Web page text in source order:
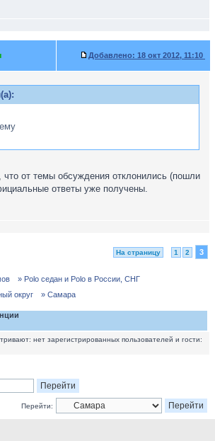
Добавлено: 18 окт 2012, 11:10
что от темы обсуждения отклонились (пошли
ответы уже получены.
На страницу 1 2 3
» Polo седан и Polo в России, СНГ
округ
» Самара
нет зарегистрированных пользователей и гости:
Перейти: